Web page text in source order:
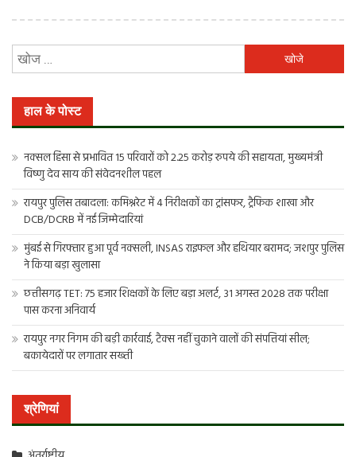
को
हाल के पोस्ट
नक्सल हिंसा से प्रभावित 15 परिवारों को 2.25 करोड़ रुपये की सहायता, मुख्यमंत्री
विष्णु देव साय की संवेदनशील पहल
रायपुर पुलिस तबादला: कमिश्नरेट में 4 निरीक्षकों का ट्रांसफर, ट्रैफिक शाखा और
DCB/DCRB में नई जिम्मेदारियां
मुंबई से गिरफ्तार हुआ पूर्व नक्सली, INSAS राइफल और हथियार बरामद; जशपुर पुलिस
ने किया बड़ा खुलासा
छत्तीसगढ़ TET: 75 हजार शिक्षकों के लिए बड़ा अलर्ट, 31 अगस्त 2028 तक परीक्षा
पास करना अनिवार्य
रायपुर नगर निगम की बड़ी कार्रवाई, टैक्स नहीं चुकाने वालों की संपत्तियां सील;
बकायेदारों पर लगातार सख्ती
श्रेणियां